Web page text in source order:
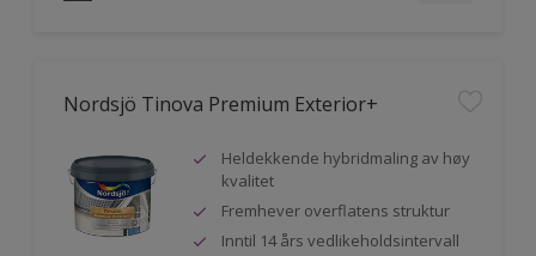
Nordsjö Tinova Premium Exterior+
Heldekkende hybridmaling av høy
kvalitet
Fremhever overflatens struktur
Inntil 14 års vedlikeholdsintervall